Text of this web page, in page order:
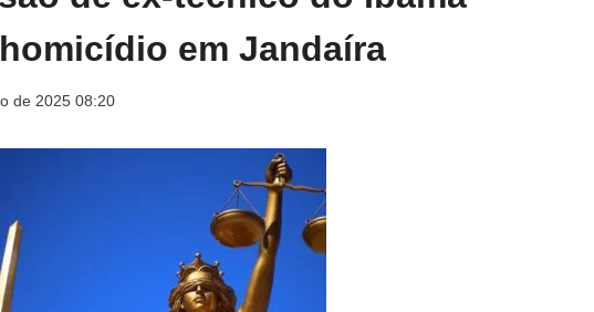
em Jandaíra
de 2025 08:20